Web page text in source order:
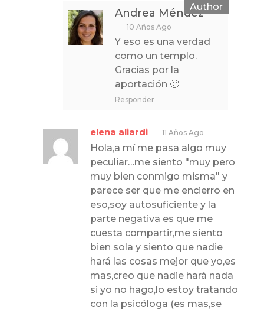
Andrea Méndez
10 Años Ago
Y eso es una verdad
como un templo.
Gracias por la
aportación 🙂
Responder
elena aliardi 11 Años Ago
Hola,a mí me pasa algo muy
peculiar…me siento "muy pero
muy bien conmigo misma" y
parece ser que me encierro en
eso,soy autosuficiente y la
parte negativa es que me
cuesta compartir,me siento
bien sola y siento que nadie
hará las cosas mejor que yo,es
mas,creo que nadie hará nada
si yo no hago,lo estoy tratando
con la psicóloga (es mas,se